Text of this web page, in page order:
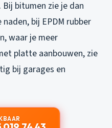
bitumen zie je dan
bij EPDM rubber
waar je meer
platte aanbouwen, zie
bij garages en